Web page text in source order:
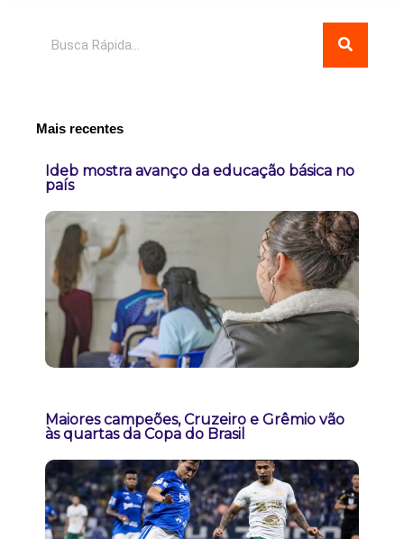
Mais recentes
Ideb mostra avanço da educação básica no
país
Maiores campeões, Cruzeiro e Grêmio vão
às quartas da Copa do Brasil